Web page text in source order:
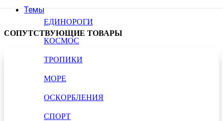
Темы
ЕДИНОРОГИ
КОСМОС
ТРОПИКИ
МОРЕ
ОСКОРБЛЕНИЯ
СПОРТ
СОПУТСТВУЮЩИЕ ТОВАРЫ